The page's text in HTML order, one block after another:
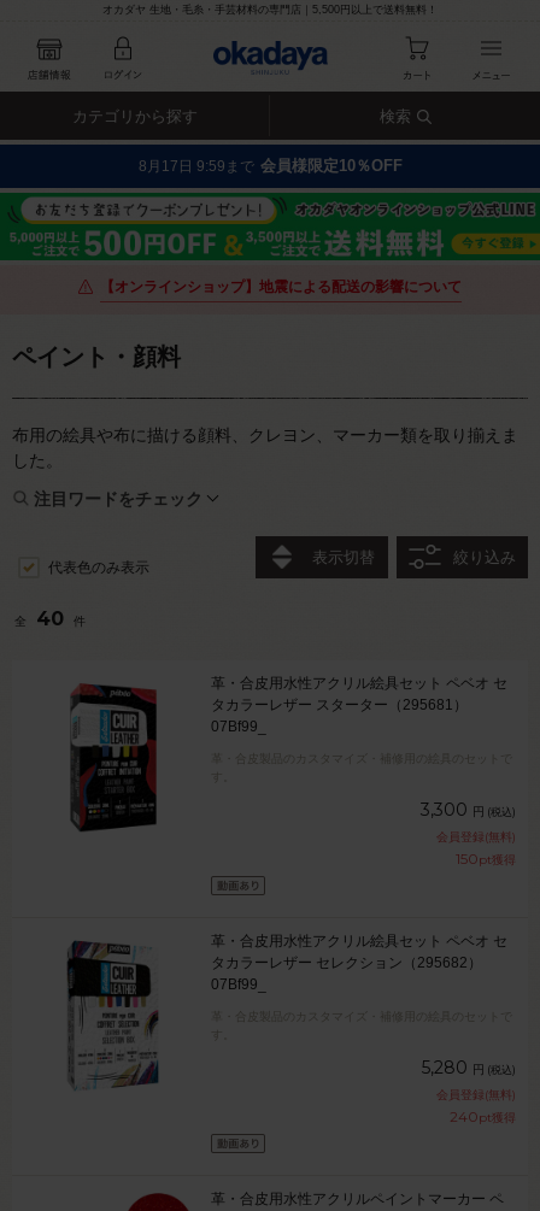
オカダヤ 生地・毛糸・手芸材料の専門店｜5,500円以上で送料無料！
カテゴリから探す 検索
8月17日 9:59まで 会員様限定10％OFF
【オンラインショップ】地震による配送の影響について
ペイント・顔料
布用の絵具や布に描ける顔料、クレヨン、マーカー類を取り揃えま
した。
注目ワードをチェック
代表色のみ表示
表示切替 絞り込み
全 40 件
革・合皮用水性アクリル絵具セット ペベオ セ
タカラーレザー スターター（295681）
07Bf99_
革・合皮製品のカスタマイズ・補修用の絵具のセットで
3,300 円 (税込)
会員登録(無料)
150pt獲得
革・合皮用水性アクリル絵具セット ペベオ セ
タカラーレザー セレクション（295682）
07Bf99_
革・合皮製品のカスタマイズ・補修用の絵具のセットで
5,280 円 (税込)
会員登録(無料)
240pt獲得
革・合皮用水性アクリルペイントマーカー ペ